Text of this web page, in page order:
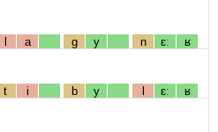
l a g y n ɛː ʁ
t i b y l ɛː ʁ